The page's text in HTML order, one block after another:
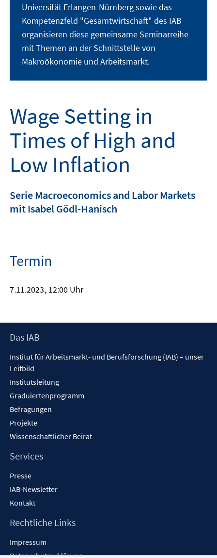
Universität Erlangen-Nürnberg sowie das
Kompetenzfeld "Gesamtwirtschaft" des IAB
organisieren diese gemeinsame Seminarreihe
mit Themen an der Schnittstelle von
Makroökonomie und Arbeitsmarkt.
Wage Setting in
Times of High and
Low Inflation
Serie Macroeconomics and Labor Markets
mit Isabel Gödl-Hanisch
Termin
7.11.2023, 12:00 Uhr
Footer
Das IAB
Institut für Arbeitsmarkt- und Berufsforschung (IAB) – unser
Leitbild
Institutsleitung
Graduiertenprogramm
Befragungen
Projekte
Wissenschaftlicher Beirat
Services
Presse
IAB-Newsletter
Kontakt
Rechtliche Links
Impressum
Datenschutzerklärung